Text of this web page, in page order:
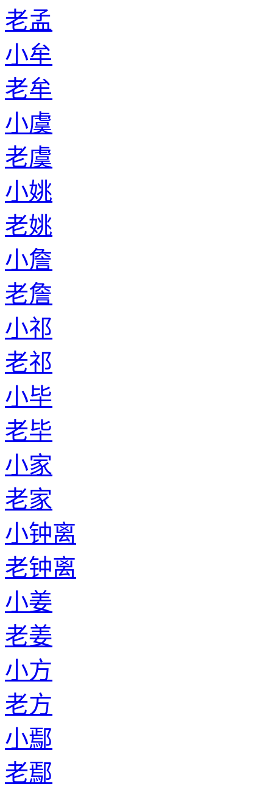
老孟
小牟
老牟
小虞
老虞
小姚
老姚
小詹
老詹
小祁
老祁
小毕
老毕
小家
老家
小钟离
老钟离
小姜
老姜
小方
老方
小鄢
老鄢